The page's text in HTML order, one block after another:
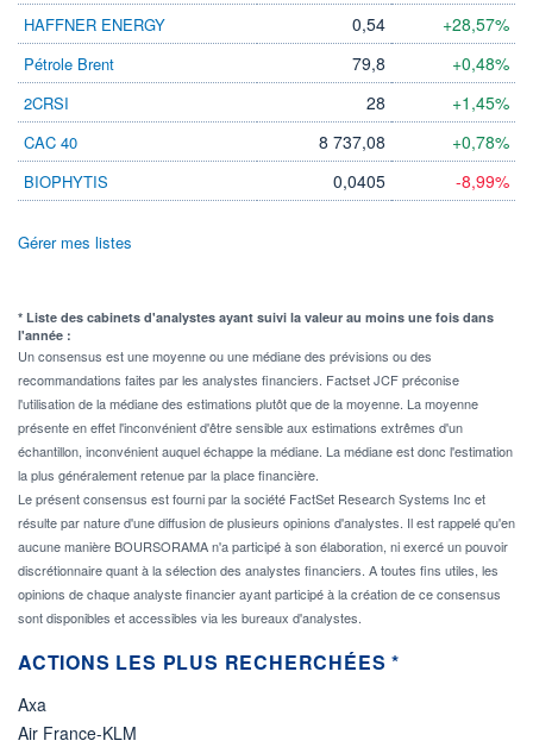
HAFFNER ENERGY 0,54 +28,57%
Pétrole Brent 79,8 +0,48%
2CRSI 28 +1,45%
CAC 40 8 737,08 +0,78%
BIOPHYTIS 0,0405 -8,99%
Gérer mes listes
* Liste des cabinets d'analystes ayant suivi la valeur au moins une fois dans
l'année :
Un consensus est une moyenne ou une médiane des prévisions ou des
recommandations faites par les analystes financiers. Factset JCF préconise
l'utilisation de la médiane des estimations plutôt que de la moyenne. La moyenne
présente en effet l'inconvénient d'être sensible aux estimations extrêmes d'un
échantillon, inconvénient auquel échappe la médiane. La médiane est donc l'estimation
la plus généralement retenue par la place financière.
Le présent consensus est fourni par la société FactSet Research Systems Inc et
résulte par nature d'une diffusion de plusieurs opinions d'analystes. Il est rappelé qu'en
aucune manière BOURSORAMA n'a participé à son élaboration, ni exercé un pouvoir
discrétionnaire quant à la sélection des analystes financiers. A toutes fins utiles, les
opinions de chaque analyste financier ayant participé à la création de ce consensus
sont disponibles et accessibles via les bureaux d'analystes.
ACTIONS LES PLUS RECHERCHÉES *
Axa
Air France-KLM